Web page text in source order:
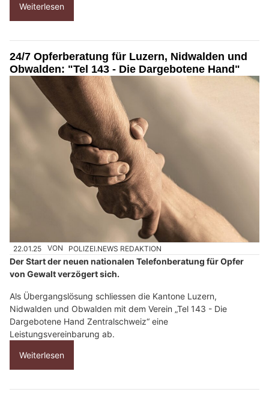
Weiterlesen
24/7 Opferberatung für Luzern, Nidwalden und
Obwalden: "Tel 143 - Die Dargebotene Hand"
22.01.25 VON POLIZEI.NEWS REDAKTION
Der Start der neuen nationalen Telefonberatung für Opfer
von Gewalt verzögert sich.
Als Übergangslösung schliessen die Kantone Luzern,
Nidwalden und Obwalden mit dem Verein „Tel 143 - Die
Dargebotene Hand Zentralschweiz“ eine
Leistungsvereinbarung ab.
Weiterlesen